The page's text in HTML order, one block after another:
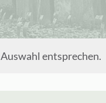
entsprechen.